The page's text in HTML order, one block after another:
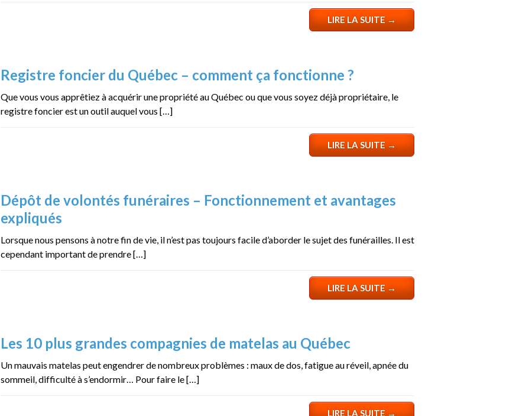
LIRE LA SUITE→
Registre foncier du Québec – comment ça fonctionne ?
Que vous vous apprêtiez à acquérir une propriété au Québec ou que vous soyez déjà propriétaire, le
registre foncier est un outil auquel vous […]
LIRE LA SUITE→
Dépôt de volontés funéraires – Fonctionnement et avantages
expliqués
Lorsque nous pensons à notre fin de vie, il n’est pas toujours facile d’aborder le sujet des funérailles. Il est
cependant important de prendre […]
LIRE LA SUITE→
Les 10 plus grandes compagnies de matelas au Québec
Un mauvais matelas peut engendrer de nombreux problèmes : maux de dos, fatigue au réveil, apnée du
sommeil, difficulté à s’endormir… Pour faire le […]
LIRE LA SUITE→